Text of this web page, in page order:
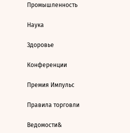
Промышленность
Наука
Здоровье
Конференции
Премия Импульс
Правила торговли
Ведомости&